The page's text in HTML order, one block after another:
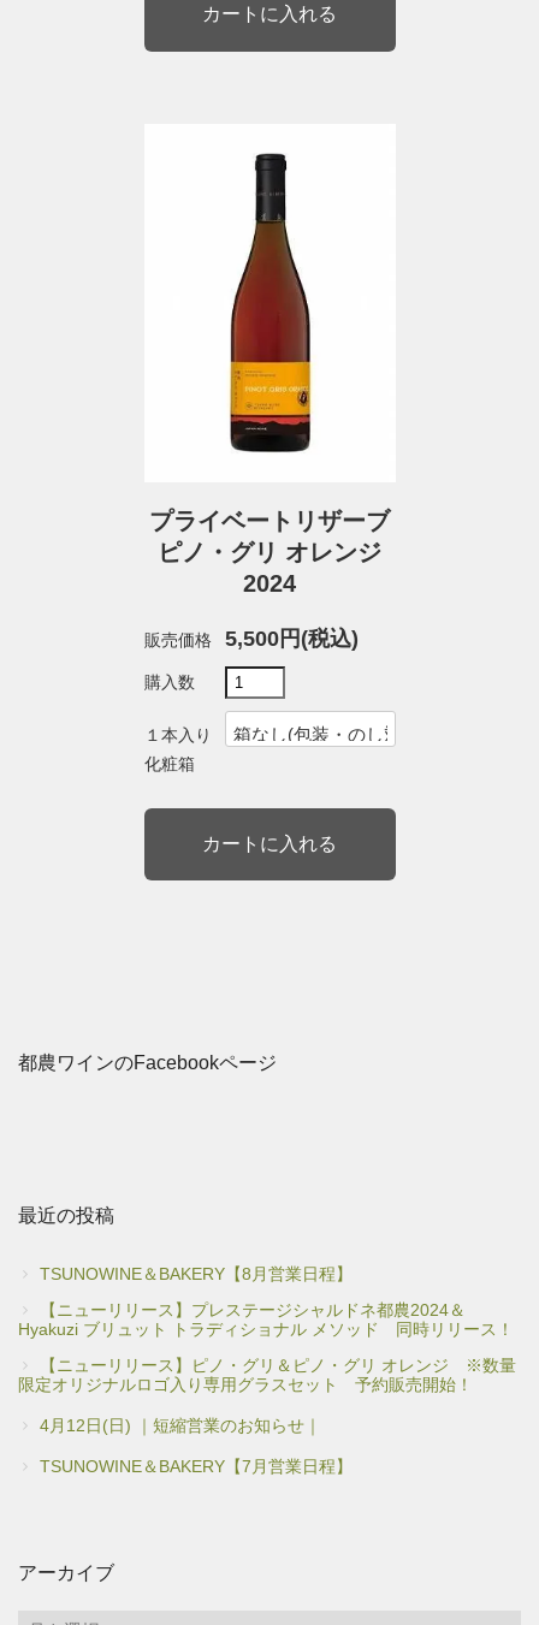
プライベートリザーブ
ピノ・グリ オレンジ
2024
販売価格 5,500円(税込)
購入数
１本入り
化粧箱
都農ワインのFacebookページ
最近の投稿
TSUNOWINE＆BAKERY【8月営業日程】
【ニューリリース】プレステージシャルドネ都農2024＆
Hyakuzi ブリュット トラディショナル メソッド 同時リリース！
【ニューリリース】ピノ・グリ＆ピノ・グリ オレンジ ※数量
限定オリジナルロゴ入り専用グラスセット 予約販売開始！
4月12日(日) ｜短縮営業のお知らせ｜
TSUNOWINE＆BAKERY【7月営業日程】
アーカイブ